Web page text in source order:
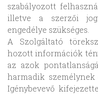
szabályozott
illetve a szerzői
engedélye szükséges.
A Szolgáltató
hozott információk
az azok
harmadik
Igénybevevő